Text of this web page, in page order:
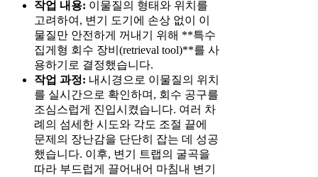
작업 내용: 이물질의 형태와 위치를
고려하여, 변기 도기에 손상 없이 이
물질만 안전하게 꺼내기 위해 **특수
집게형 회수 장비(retrieval tool)**를 사
용하기로 결정했습니다.
작업 과정: 내시경으로 이물질의 위치
를 실시간으로 확인하며, 회수 공구를
조심스럽게 진입시켰습니다. 여러 차
례의 섬세한 시도와 각도 조절 끝에
문제의 장난감을 단단히 잡는 데 성공
했습니다. 이후, 변기 트랩의 굴곡을
따라 부드럽게 끌어내어 마침내 변기